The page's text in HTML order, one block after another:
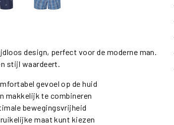
design, perfect voor de moderne man.
stijl waardeert.
gevoel op de huid
makkelijk te combineren
bewegingsvrijheid
maat kunt kiezen